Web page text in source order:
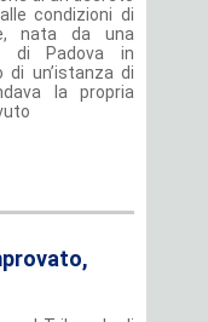
condizioni di
nata da una
di Padova in
un’istanza di
la propria